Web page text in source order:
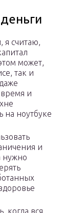
я считаю,
может,
так и
и
на ноутбуке
и
нужно
когда вся